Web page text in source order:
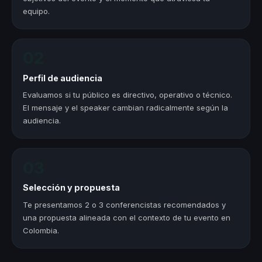
equipo.
Perfil de audiencia
Evaluamos si tu público es directivo, operativo o técnico.
El mensaje y el speaker cambian radicalmente según la
audiencia.
Selección y propuesta
Te presentamos 2 o 3 conferencistas recomendados y
una propuesta alineada con el contexto de tu evento en
Colombia.